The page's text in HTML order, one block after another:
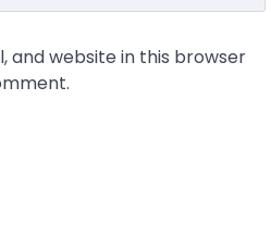
and website in this browser